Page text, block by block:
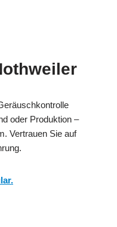
oder Produktion –
Vertrauen Sie auf